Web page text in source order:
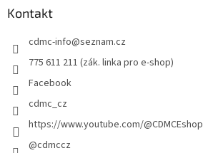
Kontakt
cdmc-info@seznam.cz
775 611 211 (zák. linka pro e-shop)
Facebook
cdmc_cz
https://www.youtube.com/@CDMCEshop
@cdmccz